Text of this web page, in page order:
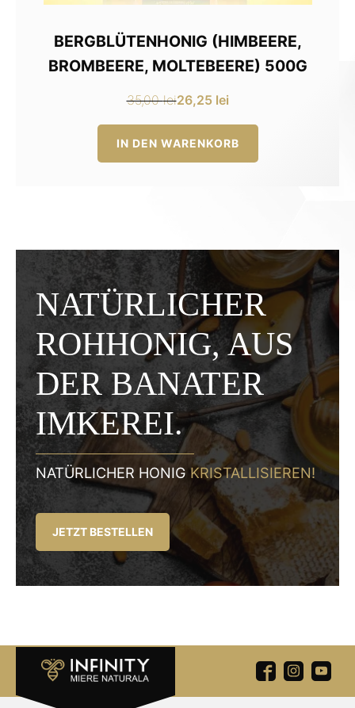
BERGBLÜTENHONIG (HIMBEERE,
BROMBEERE, MOLTEBEERE) 500G
35,00lei
Ursprünglicher
Preis
war:
35,00 lei
26,25 lei
Aktueller
Preis
ist:
26,25 lei.
IN DEN WARENKORB
NATÜRLICHER
ROHHONIG, AUS
DER BANATER
IMKEREI.
NATÜRLICHER HONIGKRISTALLISIEREN!
JETZT BESTELLEN